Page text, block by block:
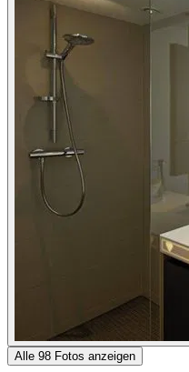
Alle 98 Fotos anzeigen